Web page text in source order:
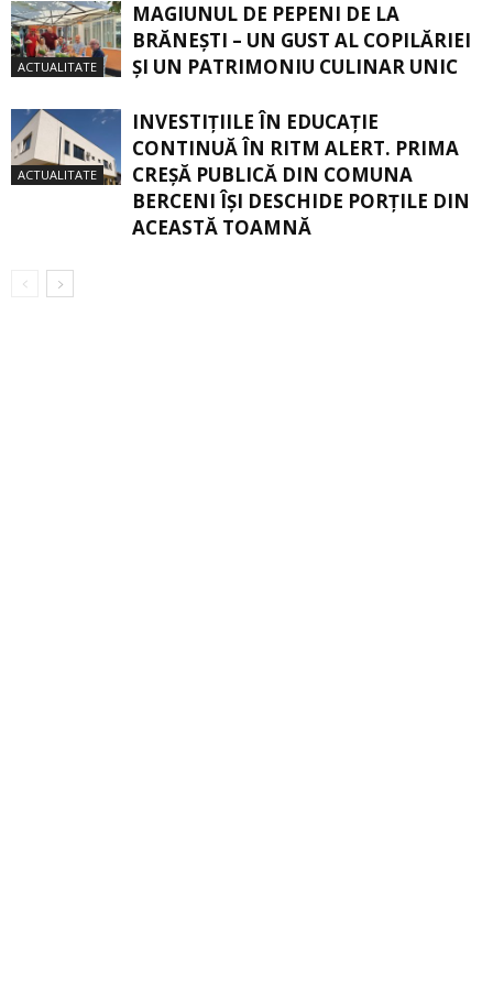
ACTUALITATE
MAGIUNUL DE PEPENI DE LA
BRĂNEŞTI – UN GUST AL COPILĂRIEI
ŞI UN PATRIMONIU CULINAR UNIC
ACTUALITATE
INVESTIȚIILE ÎN EDUCAȚIE
CONTINUĂ ÎN RITM ALERT. PRIMA
CREŞĂ PUBLICĂ DIN COMUNA
BERCENI ÎŞI DESCHIDE PORŢILE DIN
ACEASTĂ TOAMNĂ